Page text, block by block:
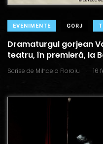
EVENIMENTE GORJ
Dramaturgul gorjean
teatru, în premieră, la
Scrise de Mihaela Floroiu . 16